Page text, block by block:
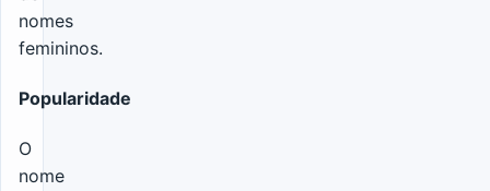
nomes
femininos.
Popularidade
O
nome